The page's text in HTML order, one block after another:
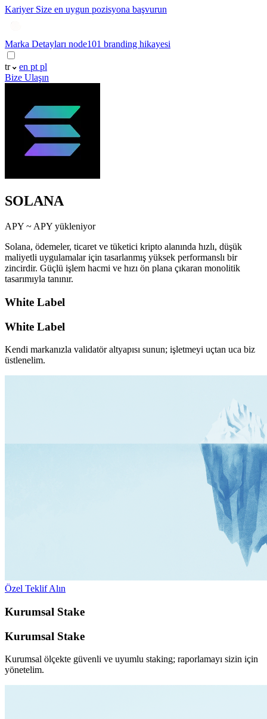
Kariyer Size en uygun pozisyona başvurun
Marka Detayları node101 branding hikayesi
tr en pt pl
Bize Ulaşın
SOLANA
APY ~ APY yükleniyor
Solana, ödemeler, ticaret ve tüketici kripto alanında hızlı, düşük
maliyetli uygulamalar için tasarlanmış yüksek performanslı bir
zincirdir. Güçlü işlem hacmi ve hızı ön plana çıkaran monolitik
tasarımıyla tanınır.
White Label
White Label
Kendi markanızla validatör altyapısı sunun; işletmeyi uçtan uca biz
üstlenelim.
Özel Teklif Alın
Kurumsal Stake
Kurumsal Stake
Kurumsal ölçekte güvenli ve uyumlu staking; raporlamayı sizin için
yönetelim.